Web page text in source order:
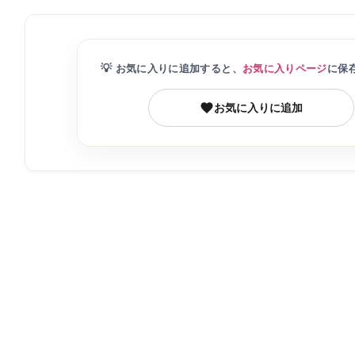
💡 お気に入りに追加すると、 お気に入りページに保
お気に入りに追加